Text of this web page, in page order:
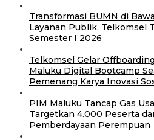
Transformasi BUMN di
Layanan Publik, Telkomsel
Semester I 2026
Telkomsel Gelar
Maluku Digital Bootcamp
Pemenang Karya Inovasi
PIM Maluku Tancap Gas
Targetkan 4.000 Peserta
Pemberdayaan Perempuan